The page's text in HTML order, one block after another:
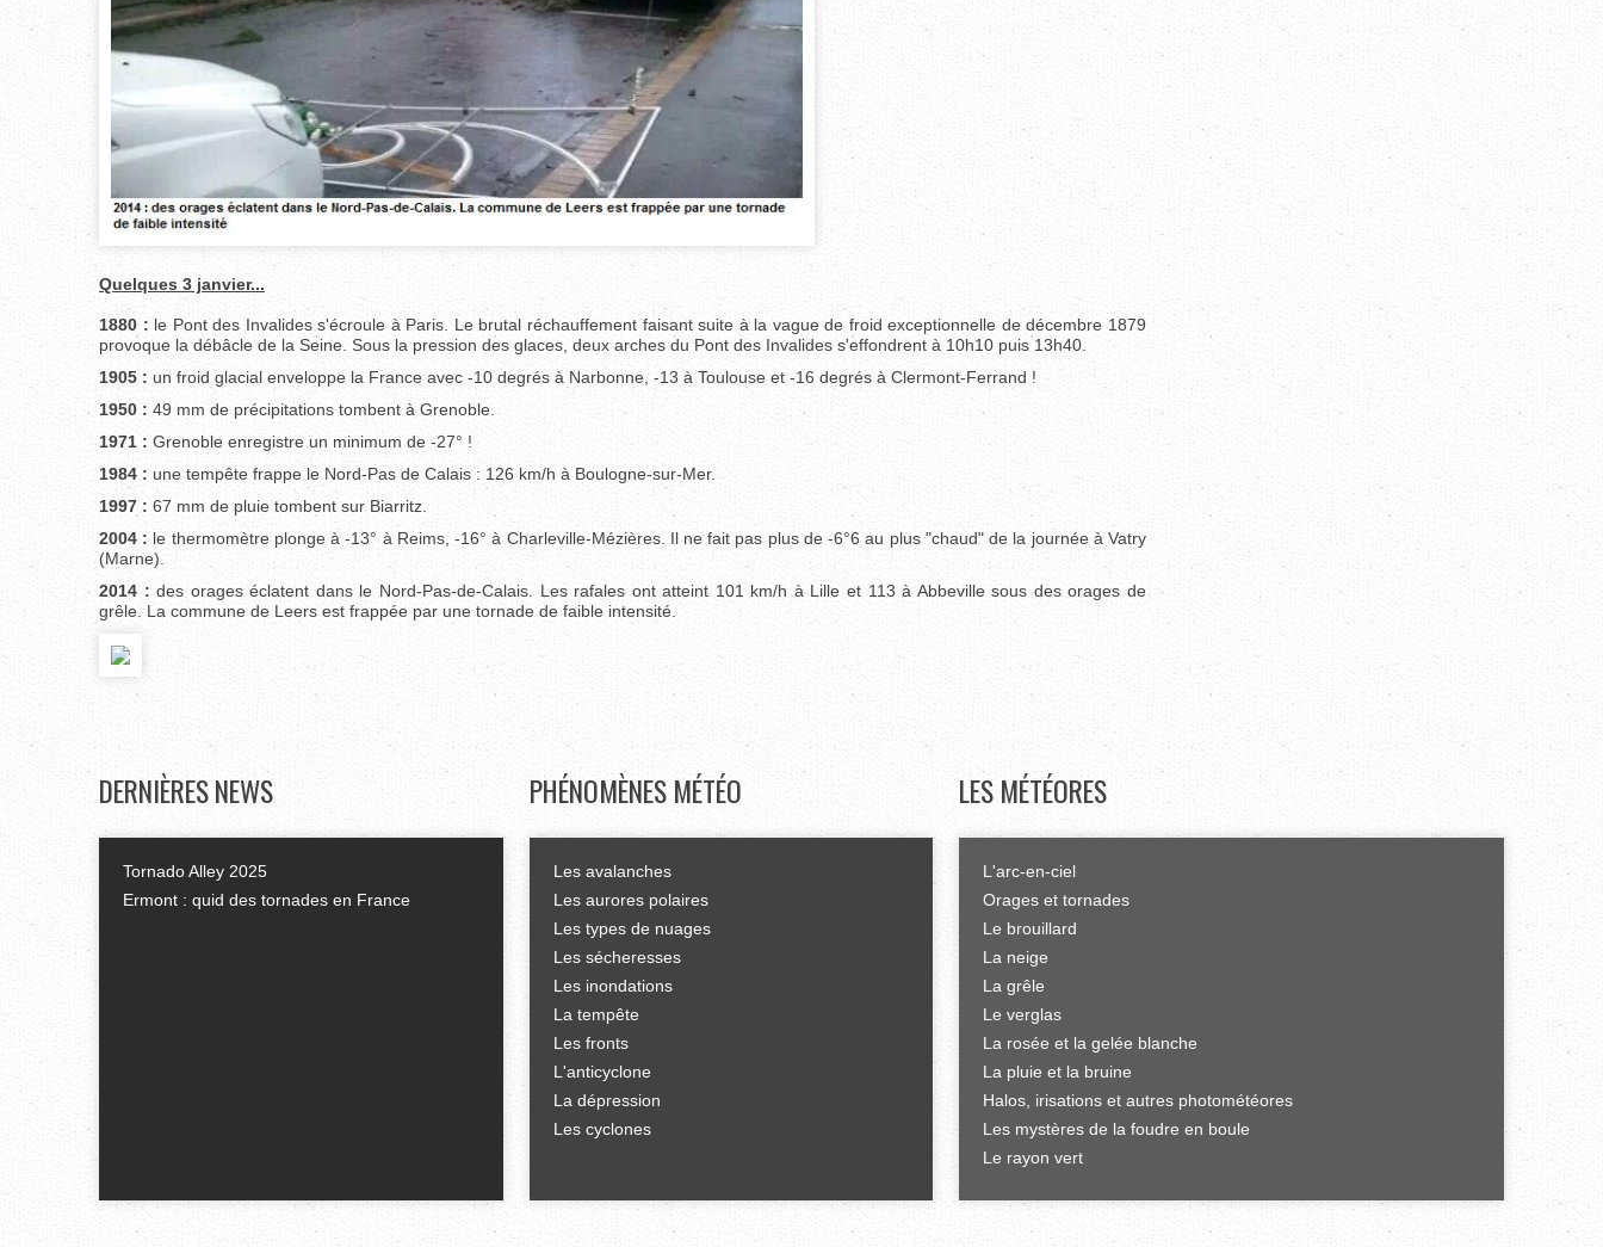
Quelques 3 janvier...
1880 : le Pont des Invalides s'écroule à Paris. Le brutal réchauffement faisant suite à la vague de froid exceptionnelle de décembre 1879
provoque la débâcle de la Seine. Sous la pression des glaces, deux arches du Pont des Invalides s'effondrent à 10h10 puis 13h40.
1905 : un froid glacial enveloppe la France avec -10 degrés à Narbonne, -13 à Toulouse et -16 degrés à Clermont-Ferrand !
1950 : 49 mm de précipitations tombent à Grenoble.
1971 : Grenoble enregistre un minimum de -27° !
1984 : une tempête frappe le Nord-Pas de Calais : 126 km/h à Boulogne-sur-Mer.
1997 : 67 mm de pluie tombent sur Biarritz.
2004 : le thermomètre plonge à -13° à Reims, -16° à Charleville-Mézières. Il ne fait pas plus de -6°6 au plus "chaud" de la journée à Vatry
(Marne).
2014 : des orages éclatent dans le Nord-Pas-de-Calais. Les rafales ont atteint 101 km/h à Lille et 113 à Abbeville sous des orages de
grêle. La commune de Leers est frappée par une tornade de faible intensité.
DERNIÈRESNEWS
Tornado Alley 2025
Ermont : quid des tornades en France
PHÉNOMÈNES MÉTÉO
Les avalanches
Les aurores polaires
Les types de nuages
Les sécheresses
Les inondations
La tempête
Les fronts
L'anticyclone
La dépression
Les cyclones
LES MÉTÉORES
L'arc-en-ciel
Orages et tornades
Le brouillard
La neige
La grêle
Le verglas
La rosée et la gelée blanche
La pluie et la bruine
Halos, irisations et autres photométéores
Les mystères de la foudre en boule
Le rayon vert